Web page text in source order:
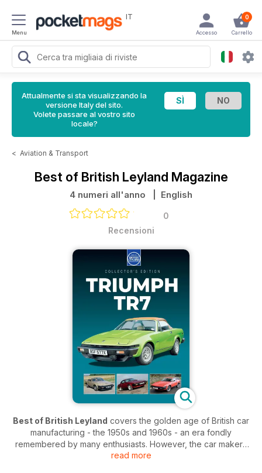
Menu
IT 0
Carrello
Accesso
Attualmente si sta visualizzando la
versione Italy del sito.
Volete passare al vostro sito
locale?
< Aviation & Transport
Best of British Leyland Magazine
4 numeri all'anno | English
0
Recensioni
Best of British Leyland covers the golden age of British car
manufacturing - the 1950s and 1960s - an era fondly
remembered by many enthusiasts. However, the car makers
soon had to consolidate to compete globally, finally coming
read more